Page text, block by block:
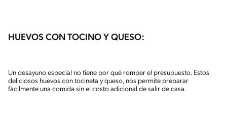
HUEVOS CON TOCINO Y QUESO:
Un desayuno especial no tiene por qué romper el presupuesto. Estos
deliciosos huevos con tocineta y queso, nos permite preparar
fácilmente una comida sin el costo adicional de salir de casa.